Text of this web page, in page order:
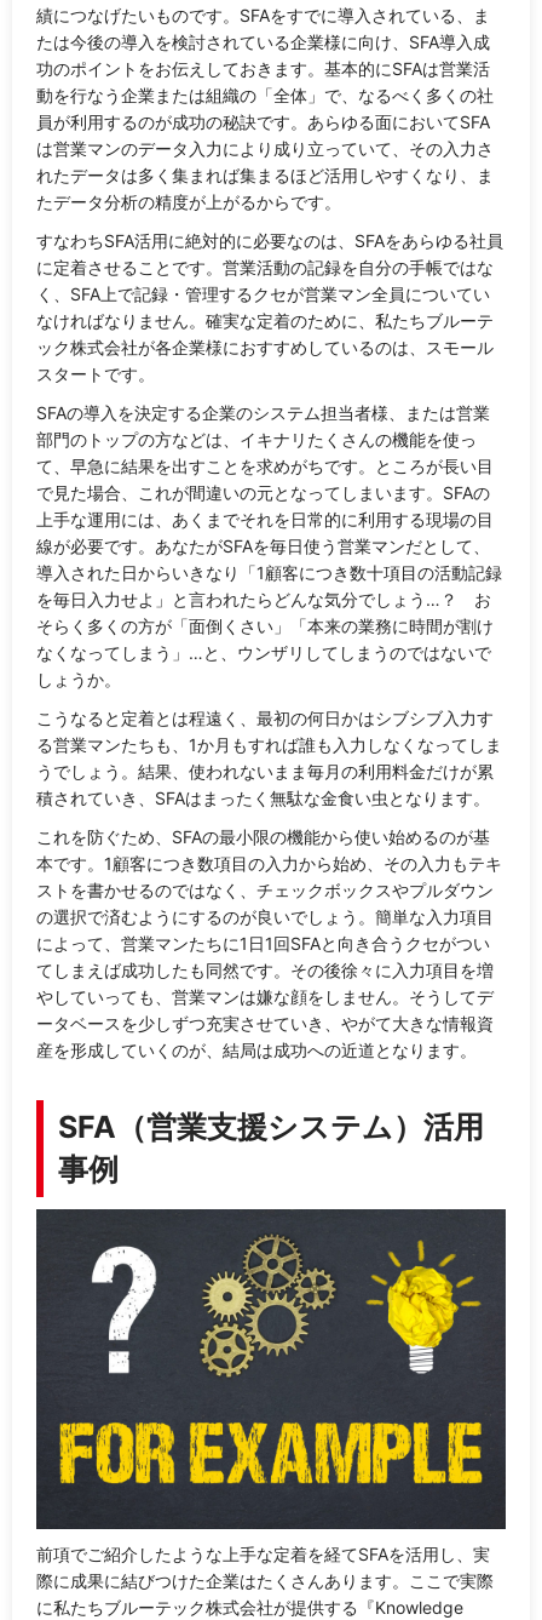
績につなげたいものです。SFAをすでに導入されている、ま
たは今後の導入を検討されている企業様に向け、SFA導入成
功のポイントをお伝えしておきます。基本的にSFAは営業活
動を行なう企業または組織の「全体」で、なるべく多くの社
員が利用するのが成功の秘訣です。あらゆる面においてSFA
は営業マンのデータ入力により成り立っていて、その入力さ
れたデータは多く集まれば集まるほど活用しやすくなり、ま
たデータ分析の精度が上がるからです。
すなわちSFA活用に絶対的に必要なのは、SFAをあらゆる社員
に定着させることです。営業活動の記録を自分の手帳ではな
く、SFA上で記録・管理するクセが営業マン全員についてい
なければなりません。確実な定着のために、私たちブルーテ
ック株式会社が各企業様におすすめしているのは、スモール
スタートです。
SFAの導入を決定する企業のシステム担当者様、または営業
部門のトップの方などは、イキナリたくさんの機能を使っ
て、早急に結果を出すことを求めがちです。ところが長い目
で見た場合、これが間違いの元となってしまいます。SFAの
上手な運用には、あくまでそれを日常的に利用する現場の目
線が必要です。あなたがSFAを毎日使う営業マンだとして、
導入された日からいきなり「1顧客につき数十項目の活動記録
を毎日入力せよ」と言われたらどんな気分でしょう…？ お
そらく多くの方が「面倒くさい」「本来の業務に時間が割け
なくなってしまう」…と、ウンザリしてしまうのではないで
しょうか。
こうなると定着とは程遠く、最初の何日かはシブシブ入力す
る営業マンたちも、1か月もすれば誰も入力しなくなってしま
うでしょう。結果、使われないまま毎月の利用料金だけが累
積されていき、SFAはまったく無駄な金食い虫となります。
これを防ぐため、SFAの最小限の機能から使い始めるのが基
本です。1顧客につき数項目の入力から始め、その入力もテキ
ストを書かせるのではなく、チェックボックスやプルダウン
の選択で済むようにするのが良いでしょう。簡単な入力項目
によって、営業マンたちに1日1回SFAと向き合うクセがつい
てしまえば成功したも同然です。その後徐々に入力項目を増
やしていっても、営業マンは嫌な顔をしません。そうしてデ
ータベースを少しずつ充実させていき、やがて大きな情報資
産を形成していくのが、結局は成功への近道となります。
SFA（営業支援システム）活用
事例
前項でご紹介したような上手な定着を経てSFAを活用し、実
際に成果に結びつけた企業はたくさんあります。ここで実際
に私たちブルーテック株式会社が提供する『Knowledge